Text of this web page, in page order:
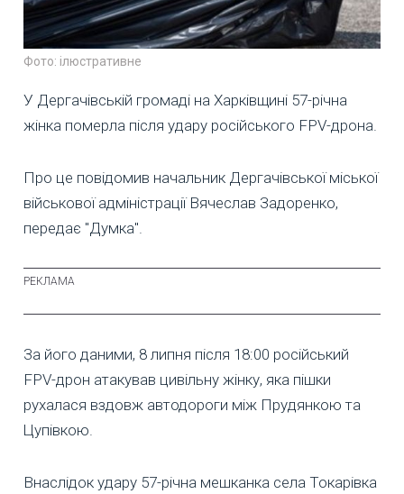
Фото: ілюстративне
У Дергачівській громаді на Харківщині 57-річна
жінка померла після удару російського FPV-дрона.
Про це повідомив начальник Дергачівської міської
військової адміністрації Вячеслав Задоренко,
передає "Думка".
За його даними, 8 липня після 18:00 російський
FPV-дрон атакував цивільну жінку, яка пішки
рухалася вздовж автодороги між Прудянкою та
Цупівкою.
Внаслідок удару 57-річна мешканка села Токарівка